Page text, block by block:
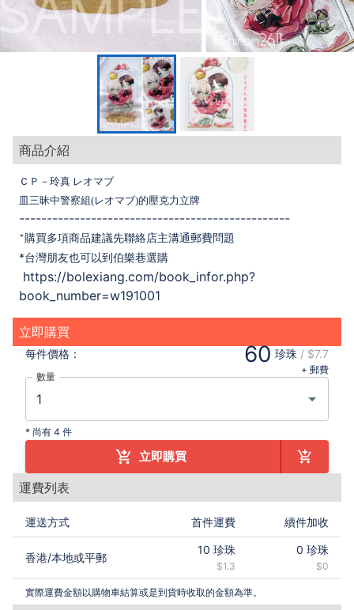
商品介紹
ＣＰ－玲真 レオマブ
皿三昧中警察組(レオマブ)的壓克力立牌
-------------------------------------------------
*購買多項商品建議先聯絡店主溝通郵費問題
*台灣朋友也可以到伯樂巷選購
https://bolexiang.com/book_infor.php?
book_number=w191001
立即購買
每件價格： 60 珍珠 / $7.7
+ 郵費
數量
* 尚有 4 件
立即購買
運費列表
運送方式 首件運費 續件加收
香港/本地或平郵
10 珍珠
$1.3
0 珍珠
$0
實際運費金額以購物車結算或是到貨時收取的金額為準。